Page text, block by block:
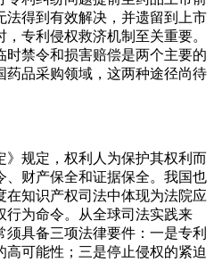
法得到有效解决，并遗留到上市
专利侵权救济机制至关重要。
禁令和损害赔偿是两个主要的
药品采购领域，这两种途径尚待
》规定，权利人为保护其权利而
、财产保全和证据保全。我国也
在知识产权司法中体现为法院应
行为命令。从全球司法实践来
具备三项法律要件：一是专利
可能性；三是停止侵权的紧迫